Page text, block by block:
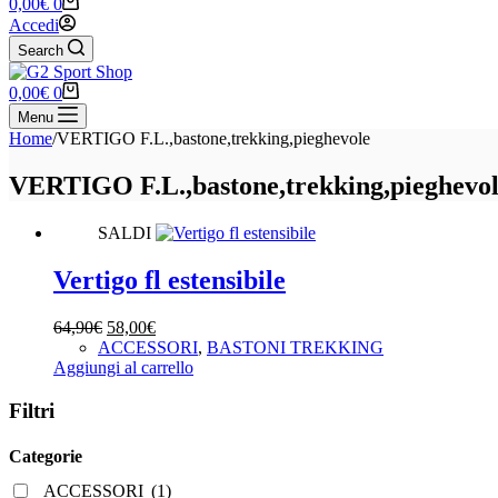
0,00€ 0
Accedi
Search
Carrello
0,00€ 0
Menu
Home/VERTIGO F.L.,bastone,trekking,pieghevole
VERTIGO
SALDI
Vertigo fl estensibile
64,90€ Il
prezzo
originale
58,00€Il
prezzo
attuale
ACCESSORI, BASTONI TREKKING
Aggiungi al carrello
Filtri
Categorie
ACCESSORI (1)